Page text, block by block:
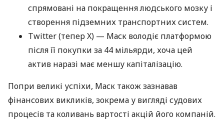
спрямовані на покращення людського мозку і
створення підземних транспортних систем.
Twitter (тепер X) — Маск володіє платформою
після її покупки за 44 мільярди, хоча цей
актив наразі має меншу капіталізацію.
Попри великі успіхи, Маск також зазнавав
фінансових викликів, зокрема у вигляді судових
процесів та коливань вартості акцій його компаній.